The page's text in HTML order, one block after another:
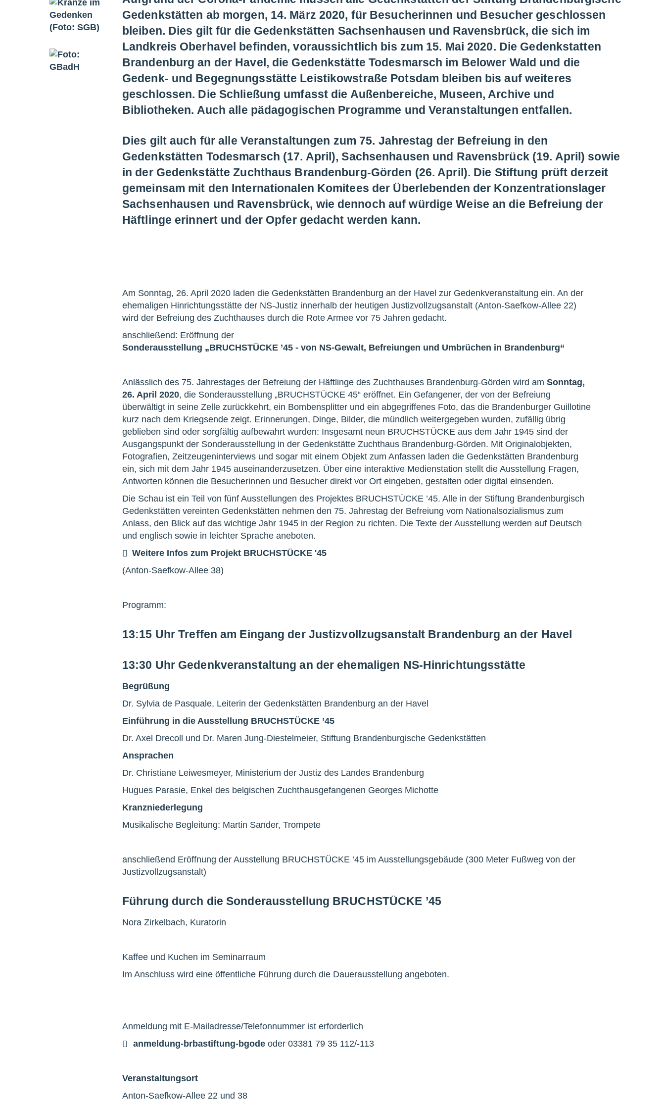
Gedenkstätten ab morgen, 14. März 2020, für Besucherinnen und Besucher geschlossen
bleiben. Dies gilt für die Gedenkstätten Sachsenhausen und Ravensbrück, die sich im
Landkreis Oberhavel befinden, voraussichtlich bis zum 15. Mai 2020. Die Gedenkstatten
Brandenburg an der Havel, die Gedenkstätte Todesmarsch im Belower Wald und die
Gedenk- und Begegnungsstätte Leistikowstraße Potsdam bleiben bis auf weiteres
geschlossen. Die Schließung umfasst die Außenbereiche, Museen, Archive und
Bibliotheken. Auch alle pädagogischen Programme und Veranstaltungen entfallen.
Dies gilt auch für alle Veranstaltungen zum 75. Jahrestag der Befreiung in den
Gedenkstätten Todesmarsch (17. April), Sachsenhausen und Ravensbrück (19. April) sowie
in der Gedenkstätte Zuchthaus Brandenburg-Görden (26. April). Die Stiftung prüft derzeit
gemeinsam mit den Internationalen Komitees der Überlebenden der Konzentrationslager
Sachsenhausen und Ravensbrück, wie dennoch auf würdige Weise an die Befreiung der
Häftlinge erinnert und der Opfer gedacht werden kann.
Am Sonntag, 26. April 2020 laden die Gedenkstätten Brandenburg an der Havel zur Gedenkveranstaltung ein. An der
ehemaligen Hinrichtungsstätte der NS-Justiz innerhalb der heutigen Justizvollzugsanstalt (Anton-Saefkow-Allee 22)
wird der Befreiung des Zuchthauses durch die Rote Armee vor 75 Jahren gedacht.
anschließend: Eröffnung der
Sonderausstellung „BRUCHSTÜCKE ’45 - von NS-Gewalt, Befreiungen und Umbrüchen in Brandenburg“
Anlässlich des 75. Jahrestages der Befreiung der Häftlinge des Zuchthauses Brandenburg-Görden wird am Sonntag,
26. April 2020, die Sonderausstellung „BRUCHSTÜCKE 45“ eröffnet. Ein Gefangener, der von der Befreiung
überwältigt in seine Zelle zurückkehrt, ein Bombensplitter und ein abgegriffenes Foto, das die Brandenburger Guillotine
kurz nach dem Kriegsende zeigt. Erinnerungen, Dinge, Bilder, die mündlich weitergegeben wurden, zufällig übrig
geblieben sind oder sorgfältig aufbewahrt wurden: Insgesamt neun BRUCHSTÜCKE aus dem Jahr 1945 sind der
Ausgangspunkt der Sonderausstellung in der Gedenkstätte Zuchthaus Brandenburg-Görden. Mit Originalobjekten,
Fotografien, Zeitzeugeninterviews und sogar mit einem Objekt zum Anfassen laden die Gedenkstätten Brandenburg
ein, sich mit dem Jahr 1945 auseinanderzusetzen. Über eine interaktive Medienstation stellt die Ausstellung Fragen,
Antworten können die Besucherinnen und Besucher direkt vor Ort eingeben, gestalten oder digital einsenden.
Die Schau ist ein Teil von fünf Ausstellungen des Projektes BRUCHSTÜCKE ’45. Alle in der Stiftung Brandenburgisch
Gedenkstätten vereinten Gedenkstätten nehmen den 75. Jahrestag der Befreiung vom Nationalsozialismus zum
Anlass, den Blick auf das wichtige Jahr 1945 in der Region zu richten. Die Texte der Ausstellung werden auf Deutsch
und englisch sowie in leichter Sprache aneboten.
Weitere Infos zum Projekt BRUCHSTÜCKE '45
(Anton-Saefkow-Allee 38)
Programm:
13:15 UhrTreffen am Eingang der Justizvollzugsanstalt Brandenburg an der Havel
13:30 Uhr Gedenkveranstaltung an der ehemaligen NS-Hinrichtungsstätte
Begrüßung
Dr. Sylvia de Pasquale, Leiterin der Gedenkstätten Brandenburg an der Havel
Einführung in die Ausstellung BRUCHSTÜCKE ’45
Dr. Axel Drecoll und Dr. Maren Jung-Diestelmeier, Stiftung Brandenburgische Gedenkstätten
Ansprachen
Dr. Christiane Leiwesmeyer, Ministerium der Justiz des Landes Brandenburg
Hugues Parasie, Enkel des belgischen Zuchthausgefangenen Georges Michotte
Kranzniederlegung
Musikalische Begleitung: Martin Sander, Trompete
anschließend Eröffnung der Ausstellung BRUCHSTÜCKE ’45 im Ausstellungsgebäude (300 Meter Fußweg von der
Justizvollzugsanstalt)
Führung durch die Sonderausstellung BRUCHSTÜCKE ’45
Nora Zirkelbach, Kuratorin
Kaffee und Kuchen im Seminarraum
Im Anschluss wird eine öffentliche Führung durch die Dauerausstellung angeboten.
Anmeldung mit E-Mailadresse/Telefonnummer ist erforderlich
anmeldung-brbastiftung-bgode oder 03381 79 35 112/-113
Veranstaltungsort
Anton-Saefkow-Allee 22 und 38